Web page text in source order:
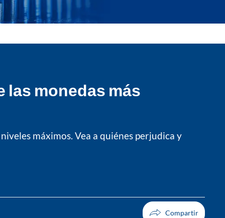
las monedas más
máximos. Vea a quiénes perjudica y